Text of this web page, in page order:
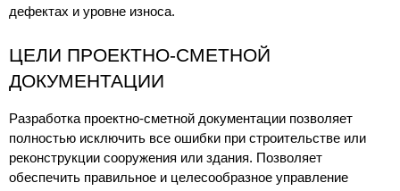
дефектах и уровне износа.
ЦЕЛИ ПРОЕКТНО-СМЕТНОЙ
ДОКУМЕНТАЦИИ
Разработка проектно-сметной документации позволяет
полностью исключить все ошибки при строительстве или
реконструкции сооружения или здания. Позволяет
обеспечить правильное и целесообразное управление